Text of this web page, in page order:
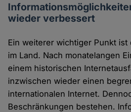
wieder verbessert
Ein weiterer wichtiger Punkt ist
im Land. Nach monatelangen
einem historischen
inzwischen wieder einen
internationalen Internet.
Beschränkungen bestehen.